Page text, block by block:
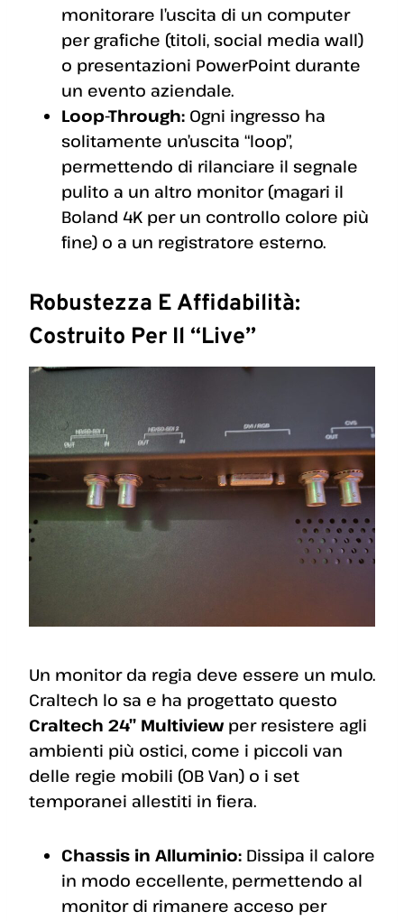
monitorare l’uscita di un computer
per grafiche (titoli, social media wall)
o presentazioni PowerPoint durante
un evento aziendale.
Loop-Through: Ogni ingresso ha
solitamente un’uscita “loop”,
permettendo di rilanciare il segnale
pulito a un altro monitor (magari il
Boland 4K per un controllo colore più
fine) o a un registratore esterno.
Robustezza E Affidabilità:
Costruito Per Il “Live”
Un monitor da regia deve essere un mulo.
Craltech lo sa e ha progettato questo
Craltech 24” Multiview per resistere agli
ambienti più ostici, come i piccoli van
delle regie mobili (OB Van) o i set
temporanei allestiti in fiera.
Chassis in Alluminio: Dissipa il calore
in modo eccellente, permettendo al
monitor di rimanere acceso per